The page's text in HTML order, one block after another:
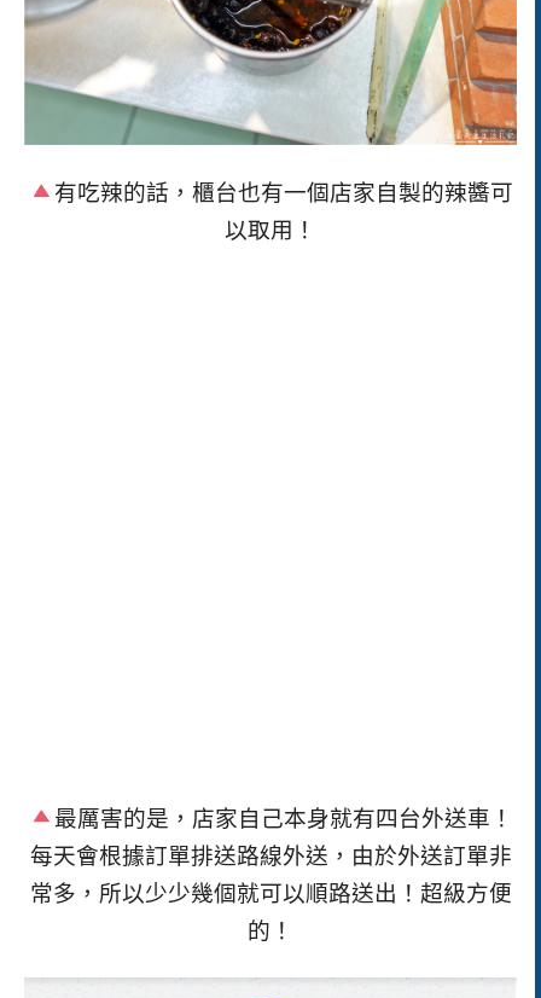
有吃辣的話，櫃台也有一個店家自製的辣醬可
以取用！
最厲害的是，店家自己本身就有四台外送車！
每天會根據訂單排送路線外送，由於外送訂單非
常多，所以少少幾個就可以順路送出！超級方便
的！